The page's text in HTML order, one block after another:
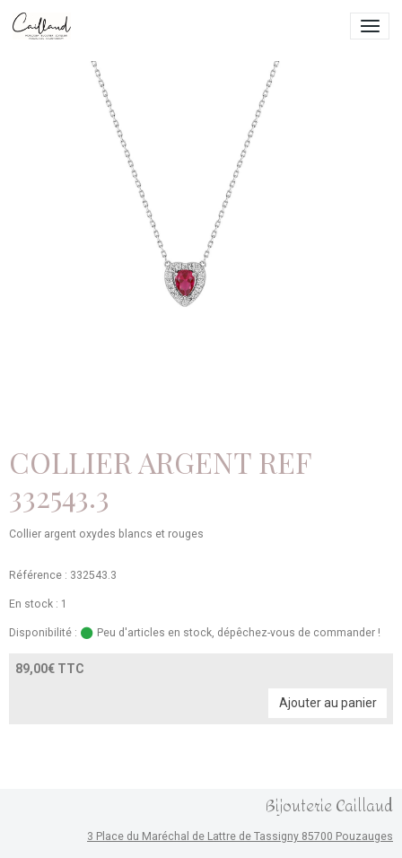
COLLIER ARGENT REF
332543.3
Collier argent oxydes blancs et rouges
Référence : 332543.3
En stock : 1
Disponibilité : Peu d'articles en stock, dépêchez-vous de commander !
89,00€ TTC
Ajouter au panier
Bijouterie Caillaud
3 Place du Maréchal de Lattre de Tassigny 85700 Pouzauges